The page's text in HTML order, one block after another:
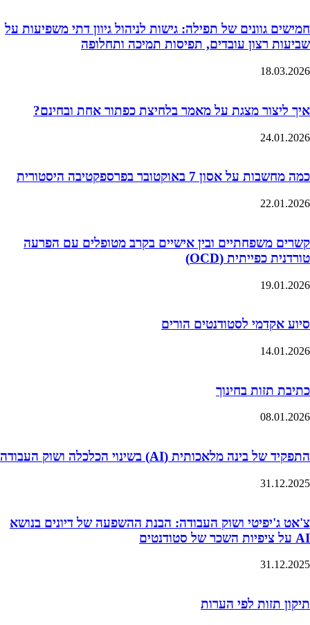
חמישים גוונים של תפילה: גישות לניהול גיוון דתי משפיעות על
שביעות רצון עובדים, תפיסות תמיכה ותחלופה
18.03.2026
איך ליצור מצגת על מאמר בלחיצת כפתור אחת ובחינם?
24.01.2026
כמה מחשבות על אסון 7 באוקטובר בפרספקטיבה היסטורית
22.01.2026
קשרים משפחתיים ובין אישיים בקרב מטופלים עם הפרעה
טורדנית כפייתית (OCD)
19.01.2026
סיוע אקדמי לסטודנטים הורים
14.01.2026
כתיבת תזות בחינוך
08.01.2026
התפקיד של בינה מלאכותית (AI) בשינוי הכלכלה ושוק העבודה
31.12.2025
צ'אט ג'יפיטי ושוק העבודה: הבנת ההשפעה של דיונים בנושא
AI על ציפיות השכר של סטודנטים
31.12.2025
תיקון תזות לפי הערות